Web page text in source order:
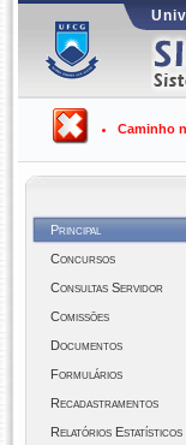
Caminho
Principal
Concursos
Consultas Servidor
Comissões
Documentos
Formulários
Recadastramentos
Relatórios Estatísticos